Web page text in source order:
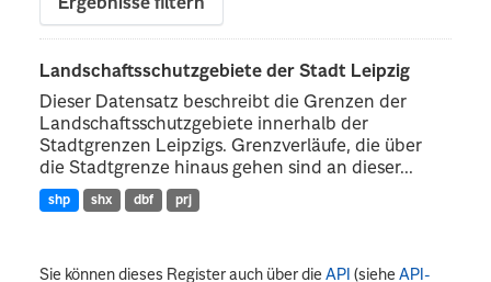
Ergebnisse filtern
Landschaftsschutzgebiete der Stadt Leipzig
Dieser Datensatz beschreibt die Grenzen der
Landschaftsschutzgebiete innerhalb der
Stadtgrenzen Leipzigs. Grenzverläufe, die über
die Stadtgrenze hinaus gehen sind an dieser...
shp shx dbf prj
Sie können dieses Register auch über dieAPI (sieheAPI-